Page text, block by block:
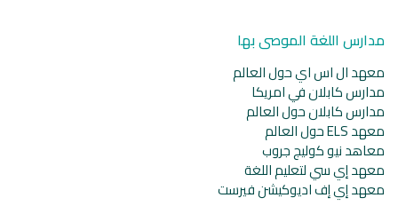
مدارس اللغة الموصى بها
معهد ال اس اي حول العالم
مدارس كابلان في امريكا
مدارس كابلان حول العالم
معهد ELS حول العالم
معاهد نيو كوليج جروب
معهد إي سي لتعليم اللغة
معهد إي إف اديوكيشن فيرست